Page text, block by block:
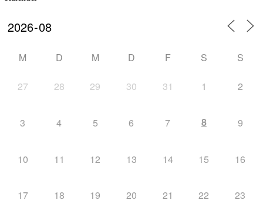
M D M D F S S
27 28 29 30 31 1 2
3 4 5 6 7 8 9
10 11 12 13 14 15 16
17 18 19 20 21 22 23